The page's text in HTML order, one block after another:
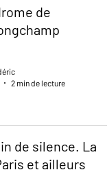
de
2 min de lecture
de silence. La
et ailleurs